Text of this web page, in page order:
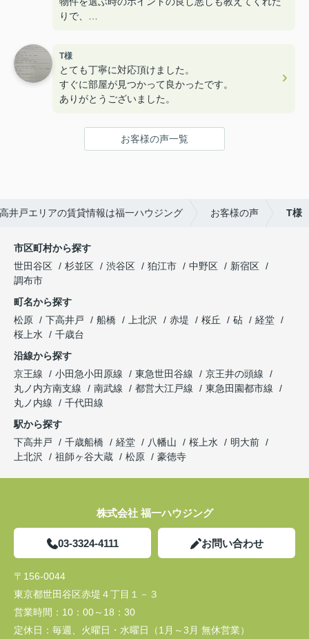
りで、
ユニークなスタッフさんも多くて楽しかったです！
T様
とても丁寧に対応頂けました。
すぐに部屋が見つかって良かったです。
ありがとうございました。
お客様の声一覧
井戸エリアの賃貸情報は福一ハウジング お客様の声 T様
市区町村から探す
世田谷区
杉並区 渋谷区 狛江市 中野区
新宿区
調布市
町名から探す
松原
下高井戸 船橋 上北沢 赤堤 桜丘 砧
経堂
桜上水
千歳台
沿線から探す
京王線
小田急小田原線 東急世田谷線
京王井の頭線
丸ノ内方南支線
南武線 都営大江戸線
東急田園都市線
丸ノ内線
千代田線
駅から探す
下高井戸
千歳船橋 経堂 八幡山 桜上水
明大前
上北沢
祖師ヶ谷大蔵 松原 豪徳寺
株式会社 福一ハウジング
03-3324-4111 お問い合わせ
〒156-0044
東京都世田谷区赤堤４丁目１－３
営業時間： 10：00～18：30
定休日： 毎週、火曜日・水曜日（1月～3月 無休営業）